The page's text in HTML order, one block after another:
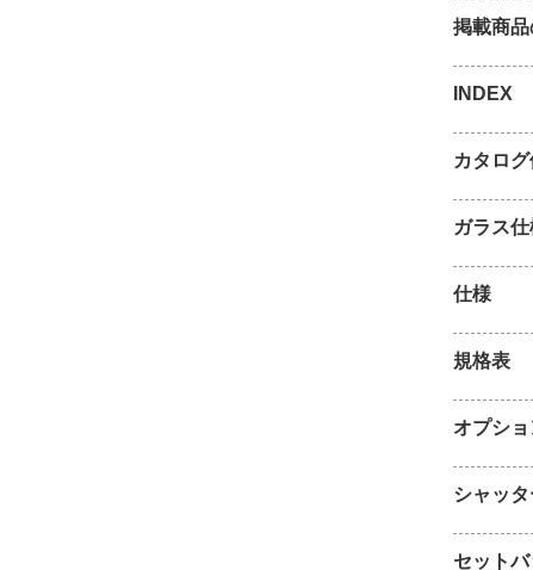
掲載商
INDEX
カタロ
ガラス
仕様
規格表
オプシ
シャッ
セット